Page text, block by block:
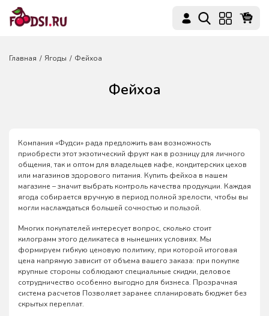
Главная Ягоды Фейхоа
Фейхоа
Компания «Фудси» рада предложить вам возможность
приобрести этот экзотический фрукт как в розницу для личного
общения, так и оптом для владельцев кафе, кондитерских цехов
или магазинов здорового питания. Купить фейхоа в нашем
магазине – значит выбрать контроль качества продукции. Каждая
ягода собирается вручную в период полной зрелости, чтобы вы
могли наслаждаться большей сочностью и пользой.
Многих покупателей интересует вопрос, сколько стоит
килограмм этого деликатеса в нынешних условиях. Мы
формируем гибкую ценовую политику, при которой итоговая
цена напрямую зависит от объема вашего заказа: при покупке
крупные стороны соблюдают специальные скидки, деловое
сотрудничество особенно выгодно для бизнеса. Прозрачная
система расчетов Позволяет заранее спланировать бюджет без
скрытых переплат.